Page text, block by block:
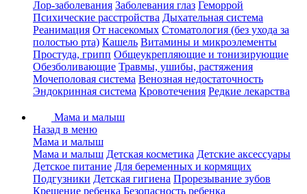
Лор-заболевания Заболевания глаз Геморрой
Психические расстройства Дыхательная система
Реанимация От насекомых Стоматология (без ухода за
полостью рта) Кашель Витамины и микроэлементы
Простуда, грипп Общеукрепляющие и тонизирующие
Обезболивающие Травмы, ушибы, растяжения
Мочеполовая система Венозная недостаточность
Эндокринная система Кровотечения Редкие лекарства
Мама и малыш
Назад в меню
Мама и малыш
Мама и малыш Детская косметика Детские аксессуары
Детское питание Для беременных и кормящих
Подгузники Детская гигиена Прорезывание зубов
Крещение ребенка Безопасность ребенка